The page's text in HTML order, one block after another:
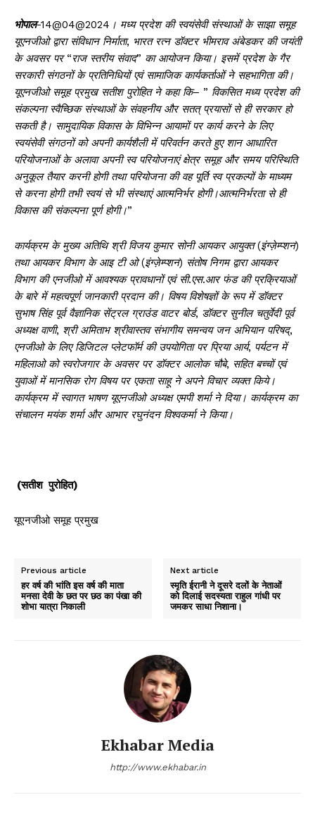
भोपाल-14@04@2024 । मध्य प्रदेश की स्वयंसेवी संस्थाओं के साझा समूह
यूएनजीओ द्वारा संविधान निर्माता, भारत रत्न डॉक्टर भीमराव अंबेडकर की जयंती
के अवसर पर“राज स्तरीय संवाद” का आयोजन किया। इसमें प्रदेश के गैर
सरकारी संगठनों के प्रतिनिधियों एवं सामाजिक कार्यकर्ताओं ने सहभागिता की।
यूएनजीओ समूह प्रमुख सतीश पुरोहित ने कहा कि– ” विकसित मध्य प्रदेश की
संकल्पना स्वैच्छिक संस्थाओं के संवहनीय और सतत् प्रयासों से ही सरकार हो
सकती है। सामुदायिक विकास के विभिन्न आयामों पर कार्य करने के लिए
स्वयंसेवी संगठनों को अपनी कार्यशैली में परिवर्तन करते हुए शान आधारित
परियोजनाओं के अलावा अपनी स्व परियोजनाएं क्षेत्र समूह और समय परिस्थिति
अनुकूल तैयार करनी होगी तथा परियोजना की वह पूर्ति स्व प्रकल्पों के माध्यम
से करना होगी तभी स्वयं से भी संस्थाएं आत्मनिर्भर होगी।आत्मनिर्भरता से ही
विकास की संकल्पना पूर्ण होगी।”
कार्यक्रम के मुख्य अतिथि श्री विजय कुमार सोनी आयकर आयुक्त(इंग्ज़ेम्प्शन)
तथा आयकर विभाग के आइ टी ओ(इंग्ज़ेम्प्शन) संतोष निगम द्वारा आयकर
विभाग की एनजीओ में आवश्यक प्रावधानों एवं सी.एस.आर फंड की प्रक्रियाओं
के बारे में महत्वपूर्ण जानकारी प्रदान की। विषय विशेषज्ञों के रूप में डॉक्टर
सुभाष सिंह पूर्व वैज्ञानिक सेंट्रल ग्राउंड वाटर बोर्ड, डॉक्टर सुनील चतुर्वेदी पूर्व
अध्यक्ष वाणी, श्री अमिताभ श्रीवास्तव संभागीय समन्वय जन अभियान परिषद्,
एनजीओ के लिए डिजिटल प्लेटफॉर्म की उपयोगिता पर प्रिया आर्य, पर्यटन में
महिलाओ को स्वरोजगार के अवसर पर डॉक्टर आलोक चौबे, सहित बच्चों एवं
युवाओं में मानसिक रोग विषय पर एकता साहू ने अपने विचार व्यक्त किये।
कार्यक्रम में स्वागत भाषण यूएनजीओ अध्यक्ष एमपी शर्मा ने दिया। कार्यक्रम का
संचालन मयंक शर्मा और आभार रघुनंदन विश्वकर्मा ने किया।
(सतीश पुरोहित)
यूएनजीओ समूह प्रमुख
Previous article
हर वर्ष की भांति इस वर्ष की माता
मनसा देवी के छत पर छठ का पंखा की
शोभा यात्रा निकाली
Next article
स्मृति ईरानी ने दूसरे दलों के नेताओं
को दिलाई सदस्यता राहुल गांधी पर
जमकर साधा निशाना।
Ekhabar Media
http://www.ekhabar.in